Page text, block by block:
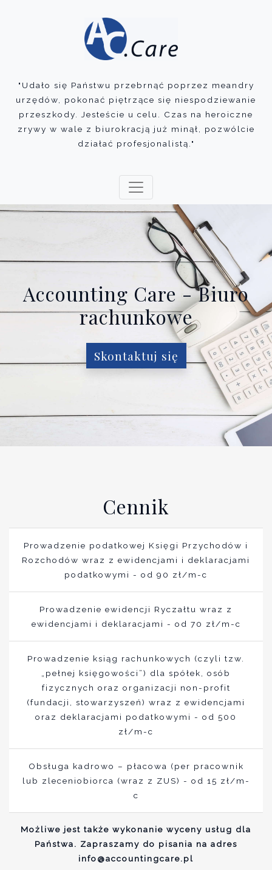
"Udało się Państwu przebrnąć poprzez meandry
urzędów, pokonać piętrzące się niespodziewanie
przeszkody. Jesteście u celu. Czas na heroiczne
zrywy w wale z biurokracją już minął, pozwólcie
działać profesjonalistą."
Accounting Care - Biuro
rachunkowe
Skontaktuj się
Cennik
Prowadzenie podatkowej Księgi Przychodów i
Rozchodów wraz z ewidencjami i deklaracjami
podatkowymi - od 90 zł/m-c
Prowadzenie ewidencji Ryczałtu wraz z
ewidencjami i deklaracjami - od 70 zł/m-c
Prowadzenie ksiąg rachunkowych (czyli tzw.
„pełnej księgowości”) dla spółek, osób
fizycznych oraz organizacji non-profit
(fundacji, stowarzyszeń) wraz z ewidencjami
oraz deklaracjami podatkowymi - od 500
zł/m-c
Obsługa kadrowo – płacowa (per pracownik
lub zleceniobiorca (wraz z ZUS) - od 15 zł/m-
c
Możliwe jest także wykonanie wyceny usług dla
Państwa. Zapraszamy do pisania na adres
info@accountingcare.pl